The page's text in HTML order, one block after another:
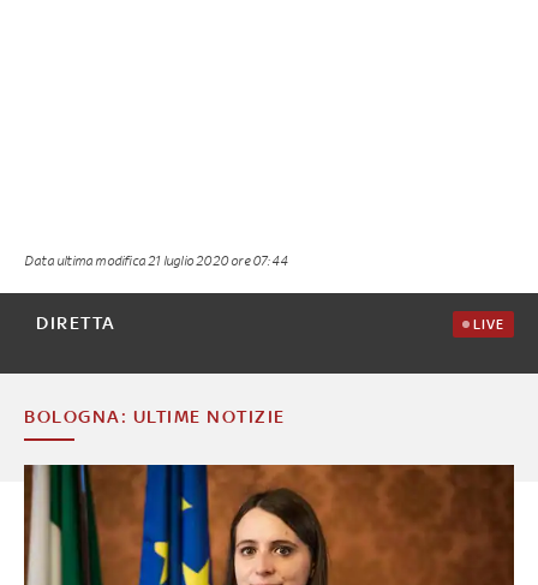
Data ultima modifica 21 luglio 2020 ore 07:44
DIRETTA LIVE
BOLOGNA: ULTIME NOTIZIE